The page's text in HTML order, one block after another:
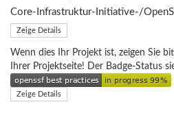
Core-Infrastruktur-Initiative-/
Zeige Details
Wenn dies Ihr Projekt ist, zeigen Sie
Ihrer Projektseite! Der Badge-Status
Zeige Details